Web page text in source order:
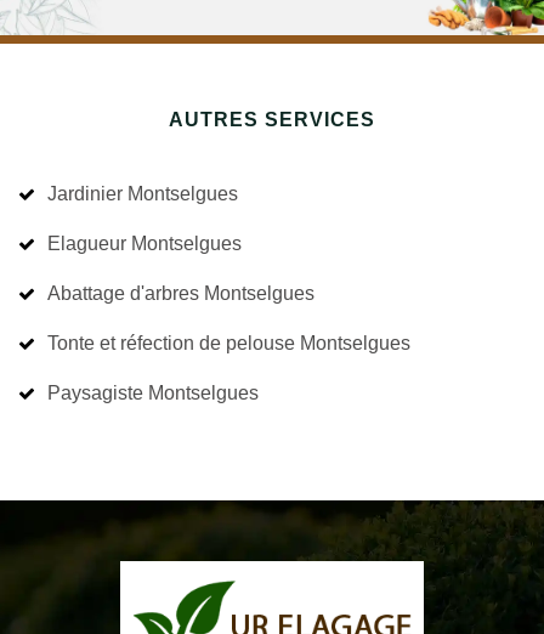
AUTRES SERVICES
Jardinier Montselgues
Elagueur Montselgues
Abattage d'arbres Montselgues
Tonte et réfection de pelouse Montselgues
Paysagiste Montselgues